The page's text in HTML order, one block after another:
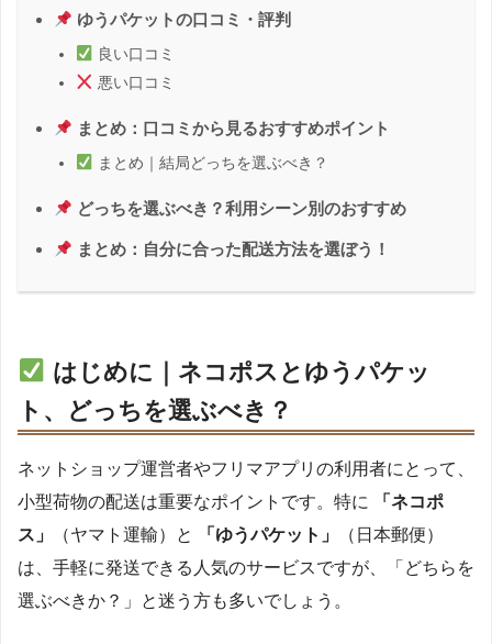
ゆうパケットの口コミ・評判
良い口コミ
悪い口コミ
まとめ：口コミから見るおすすめポイント
まとめ｜結局どっちを選ぶべき？
どっちを選ぶべき？利用シーン別のおすすめ
まとめ：自分に合った配送方法を選ぼう！
はじめに｜ネコポスとゆうパケッ
ト、どっちを選ぶべき？
ネットショップ運営者やフリマアプリの利用者にとって、
小型荷物の配送は重要なポイントです。特に
「ネコポ
ス」
（ヤマト運輸）と 「ゆうパケット」
（日本郵便）
は、手軽に発送できる人気のサービスですが、「どちらを
選ぶべきか？」と迷う方も多いでしょう。